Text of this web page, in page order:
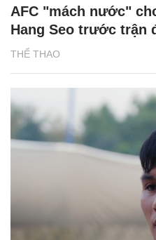
THỂ THAO
AFC "mách nước"
Hang Seo trước trận